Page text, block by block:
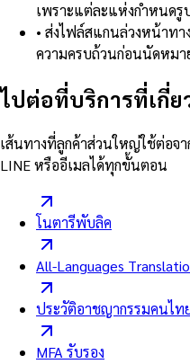
เพราะแต่ละแห่งกำหนด
• ส่งไฟล์สแกนล่วงหน้าทา
ความครบถ้วนก่อนนัดหมา
ไปต่อที่บริการที่เกี่ย
เส้นทางที่ลูกค้าส่วนใหญ่ใช้ต่อ
LINE หรืออีเมลได้ทุกขั้นตอน
โนตารีพับลิค
All-Languages
ประวัติอาชญากรรมคนไท
MFA รับรอง